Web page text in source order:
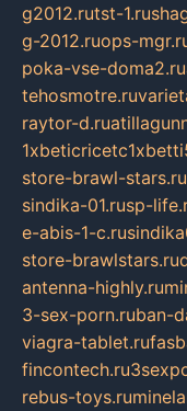
g2012.rutst-1.ru
g-2012.ruops-
poka-vse-doma2.ru
tehosmotre.ru
raytor-d.ru
store-brawl-stars.ru
sindika-01.rusp-
e-abis-1-c.ru
store-brawlstars.ru
antenna-highly.ru
3-sex-porn.ruban-
viagra-tablet.ru
fincontech.ru
rebus-toys.ru